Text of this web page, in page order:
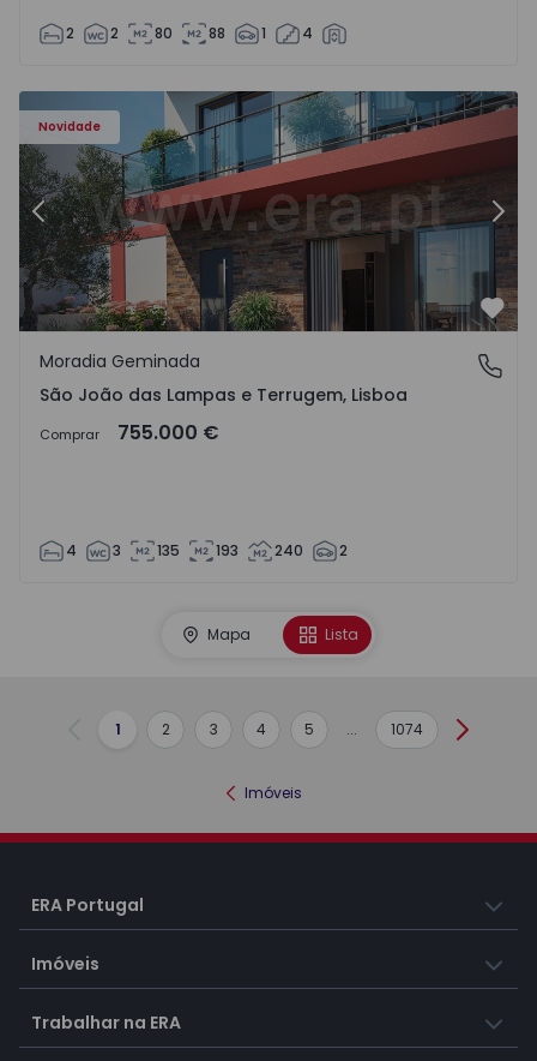
2 2 80 88 1 4
Novidade
Anterior
São João das Lampas e Terrugem, Lisboa
Moradia Geminada
São João das Lampas e Terrugem, Lisboa
Comprar 755.000 €
4 3 135 193 240 2
Mapa Lista
Anterior
1 2 3 4 5 ... 1074
Imóveis
ERA Portugal
Imóveis
Trabalhar na ERA